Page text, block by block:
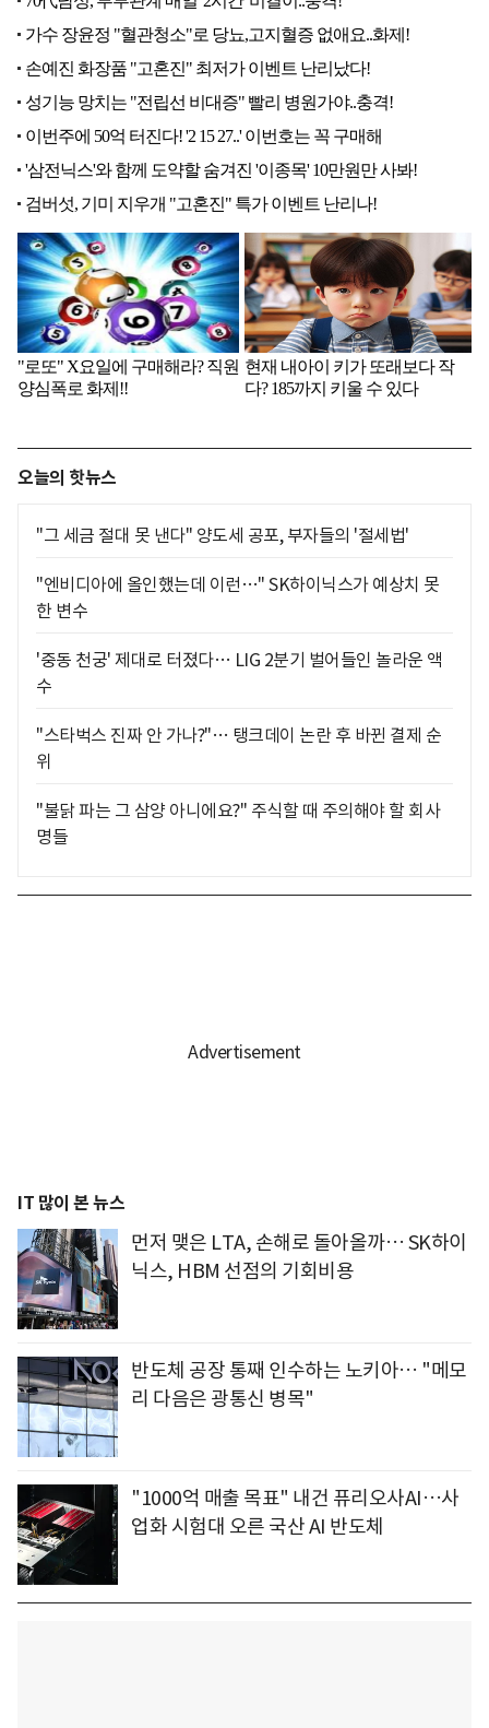
오늘의 핫뉴스
"그 세금 절대 못 낸다" 양도세 공포, 부자들의 '절세법'
"엔비디아에 올인했는데 이런…" SK하이닉스가 예상치 못
한 변수
'중동 천궁' 제대로 터졌다… LIG 2분기 벌어들인 놀라운 액
수
"스타벅스 진짜 안 가나?"… 탱크데이 논란 후 바뀐 결제 순
위
"불닭 파는 그 삼양 아니에요?" 주식할 때 주의해야 할 회사
명들
IT 많이 본 뉴스
먼저 맺은 LTA, 손해로 돌아올까… SK하이
닉스, HBM 선점의 기회비용
반도체 공장 통째 인수하는 노키아… "메모
리 다음은 광통신 병목"
"1000억 매출 목표" 내건 퓨리오사AI…사
업화 시험대 오른 국산 AI 반도체